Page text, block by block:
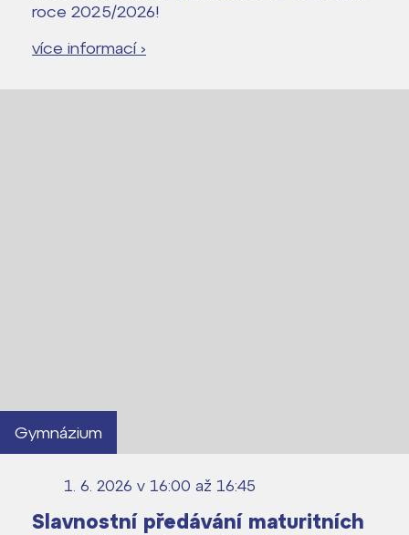
roce 2025/2026!
více informací ›
Gymnázium
1. 6. 2026 v 16:00 až 16:45
Slavnostní předávání maturitních